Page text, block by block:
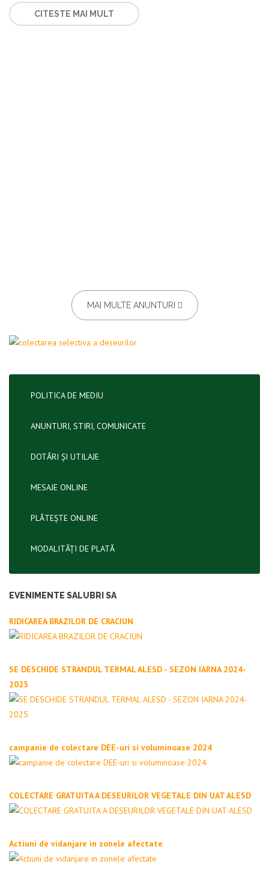
CITESTE MAI MULT
MAI MULTE ANUNTURI
POLITICA DE MEDIU
ANUNTURI, STIRI, COMUNICATE
DOTĂRI ȘI UTILAJE
MESAJE ONLINE
PLĂTEȘTE ONLINE
MODALITĂȚI DE PLATĂ
EVENIMENTE SALUBRI SA
RIDICAREA BRAZILOR DE CRACIUN
SE DESCHIDE STRANDUL TERMAL ALESD - SEZON IARNA 2024-
2025
campanie de colectare DEE-uri si voluminoase 2024
COLECTARE GRATUITA A DESEURILOR VEGETALE DIN UAT ALESD
Actiuni de vidanjare in zonele afectate